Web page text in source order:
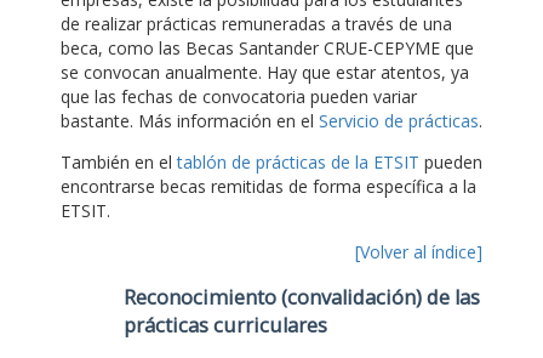
de realizar prácticas remuneradas a través de una
beca, como las Becas Santander CRUE-CEPYME que
se convocan anualmente. Hay que estar atentos, ya
que las fechas de convocatoria pueden variar
bastante. Más información en el Servicio de prácticas.
También en eltablón de prácticas de la ETSIT pueden
encontrarse becas remitidas de forma específica a la
ETSIT.
[Volver al índice]
Reconocimiento (convalidación) de las
prácticas curriculares